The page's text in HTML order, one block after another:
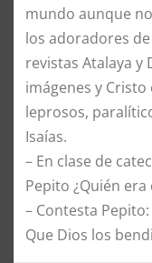
mundo aunque
los adoradores
revistas Atalaya y
imágenes y
leprosos,
Isaías.
– En clase de
Pepito ¿Quién
– Contesta
Que Dios los